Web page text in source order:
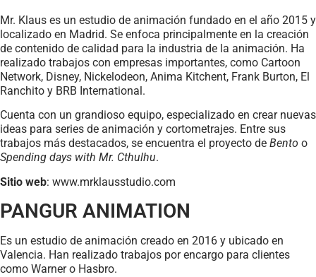
Mr. Klaus es un estudio de animación fundado en el año 2015 y
localizado en Madrid. Se enfoca principalmente en la creación
de contenido de calidad para la industria de la animación. Ha
realizado trabajos con empresas importantes, como Cartoon
Network, Disney, Nickelodeon, Anima Kitchent, Frank Burton, El
Ranchito y BRB International.
Cuenta con un grandioso equipo, especializado en crear nuevas
ideas para series de animación y cortometrajes. Entre sus
trabajos más destacados, se encuentra el proyecto de Bento o
Spending days with Mr. Cthulhu.
Sitio web: www.mrklausstudio.com
PANGUR ANIMATION
Es un estudio de animación creado en 2016 y ubicado en
Valencia. Han realizado trabajos por encargo para clientes
como Warner o Hasbro.